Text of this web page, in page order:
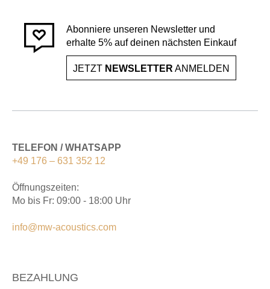
Abonniere unseren Newsletter und
erhalte 5% auf deinen nächsten Einkauf
JETZT NEWSLETTER ANMELDEN
TELEFON / WHATSAPP
+49 176 – 631 352 12
Öffnungszeiten:
Mo bis Fr: 09:00 - 18:00 Uhr
info@mw-acoustics.com
BEZAHLUNG